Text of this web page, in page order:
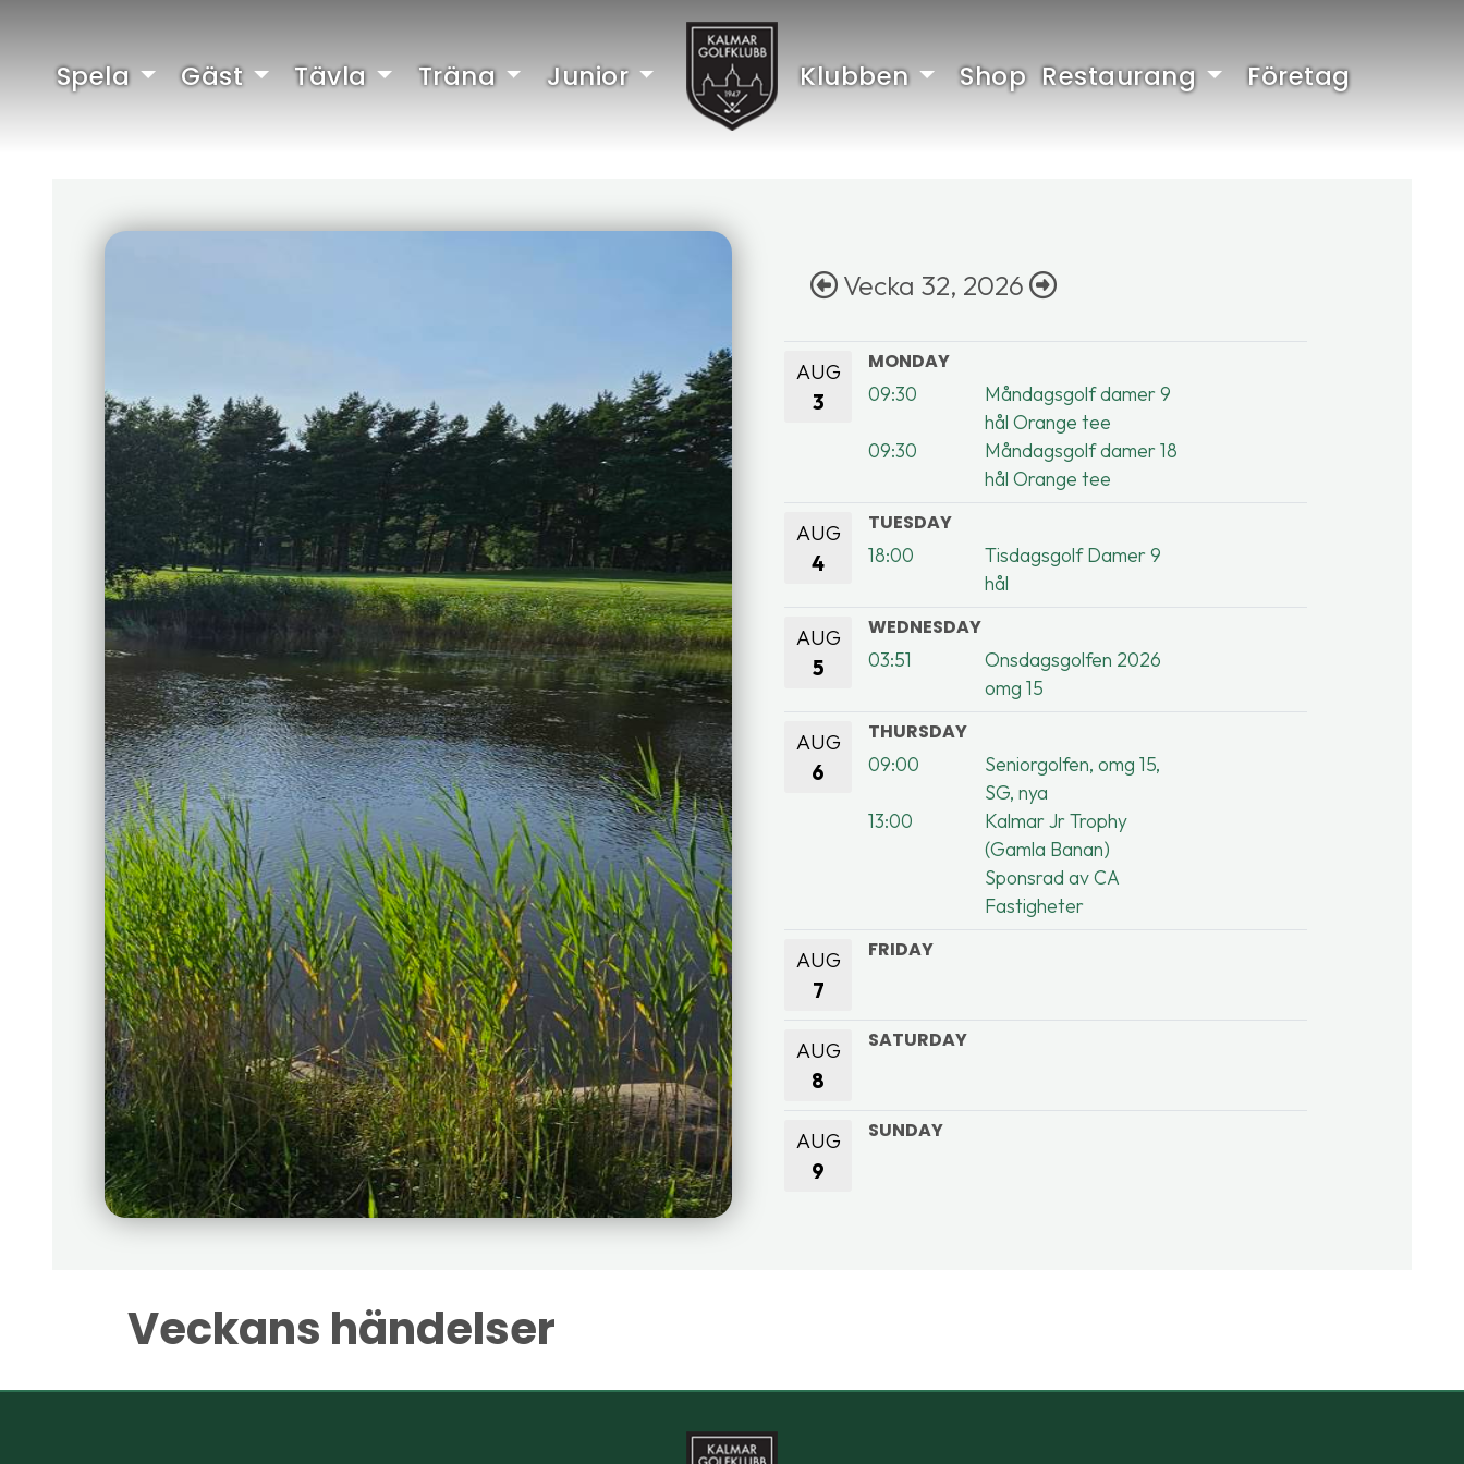
Spela Gäst Tävla Träna Junior Klubben Shop Restaurang Företag
Vecka 32, 2026
AUG
3
MONDAY
09:30
Måndagsgolf damer 9
hål Orange tee
09:30
Måndagsgolf damer 18
hål Orange tee
AUG
4
TUESDAY
18:00
Tisdagsgolf Damer 9
hål
AUG
5
WEDNESDAY
03:51
Onsdagsgolfen 2026
omg 15
AUG
6
THURSDAY
09:00
Seniorgolfen, omg 15,
SG, nya
13:00
Kalmar Jr Trophy
(Gamla Banan)
Sponsrad av CA
Fastigheter
AUG
7
FRIDAY
AUG
8
SATURDAY
AUG
9
SUNDAY
Veckans händelser